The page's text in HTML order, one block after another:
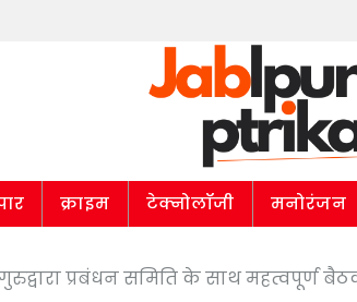
क्राइम टेक्नोलॉजी मनोरंजन
प्रबंधन समिति के साथ महत्वपूर्ण